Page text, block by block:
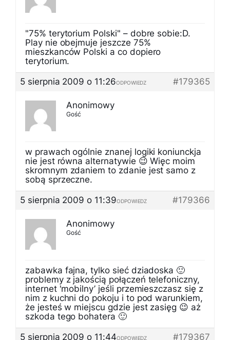
"75% terytorium Polski" – dobre sobie:D.
Play nie obejmuje jeszcze 75%
mieszkanców Polski a co dopiero
terytorium.
5 sierpnia 2009 o 11:26
#179365
ODPOWIEDZ
Anonimowy
Gość
w prawach ogólnie znanej logiki koniunckja
nie jest równa alternatywie 😉 Więc moim
skromnym zdaniem to zdanie jest samo z
sobą sprzeczne.
5 sierpnia 2009 o 11:39
#179366
ODPOWIEDZ
Anonimowy
Gość
zabawka fajna, tylko sieć dziadoska 🙂
problemy z jakością połączeń telefoniczny,
internet 'mobilny’ jeśli przemieszczasz się z
nim z kuchni do pokoju i to pod warunkiem,
że jesteś w miejscu gdzie jest zasięg 😉 aż
szkoda tego bohatera 🙂
5 sierpnia 2009 o 11:44
#179367
ODPOWIEDZ